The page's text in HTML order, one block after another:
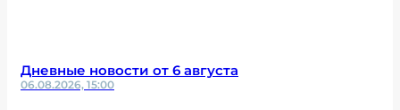
Дневные новости от 6 августа
06.08.2026, 15:00